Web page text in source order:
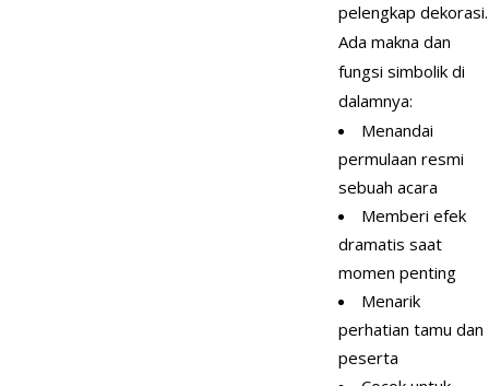
pelengkap dekorasi.
Ada makna dan
fungsi simbolik di
dalamnya:
Menandai
permulaan resmi
sebuah acara
Memberi efek
dramatis saat
momen penting
Menarik
perhatian tamu dan
peserta